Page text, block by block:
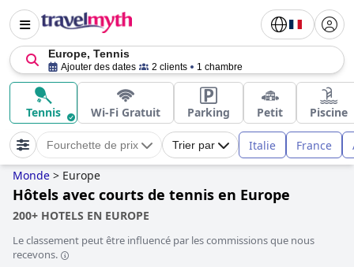
Europe, Tennis
Ajouter des dates 2 clients 1 chambre
Tennis Wi-Fi Gratuit Parking Petit Piscine
Fourchette de prix Trier par Italie France
Monde > Europe
Hôtels avec courts de tennis en Europe
200+ HOTELS EN EUROPE
Le classement peut être influencé par les commissions que nous
recevons.